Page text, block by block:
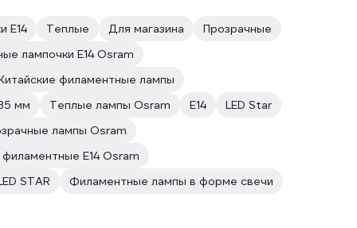
E14 Теплые Для магазина
Прозрачные
лампочки E14 Osram
филаментные лампы
мм
Теплые лампы Osram E14
LED Star
лампы Osram
E14 Osram
STAR
Филаментные лампы в форме свечи